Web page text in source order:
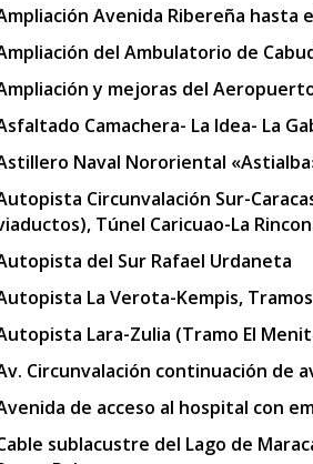
Avenida Ribereña hasta
del Ambulatorio de
y mejoras del
Camachera- La Idea- La
Naval Nororiental
Circunvalación Sur-
Túnel Caricuao-La
del Sur Rafael Urdaneta
La Verota-Kempis,
Lara-Zulia (Tramo El
Circunvalación continuación de
de acceso al hospital con
sublacustre del Lago de